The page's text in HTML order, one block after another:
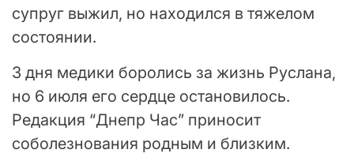
супруг выжил, но находился в тяжелом
состоянии.
3 дня медики боролись за жизнь Руслана,
но 6 июля его сердце остановилось.
Редакция “Днепр Час” приносит
соболезнования родным и близким.